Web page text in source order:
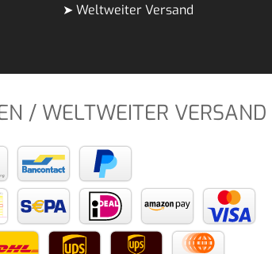
➤ Weltweiter Versand
/ WELTWEITER VERSAND